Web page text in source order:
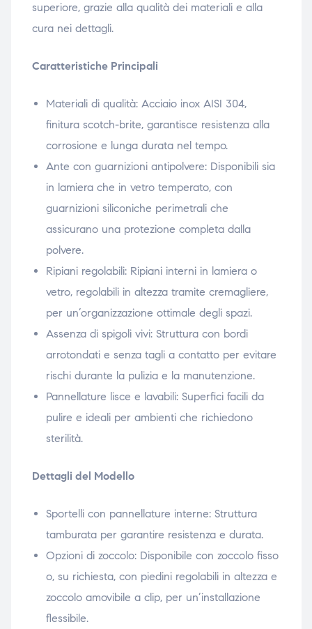
superiore, grazie alla qualità dei materiali e alla
cura nei dettagli.
Caratteristiche Principali
Materiali di qualità: Acciaio inox AISI 304,
finitura scotch-brite, garantisce resistenza alla
corrosione e lunga durata nel tempo.
Ante con guarnizioni antipolvere: Disponibili sia
in lamiera che in vetro temperato, con
guarnizioni siliconiche perimetrali che
assicurano una protezione completa dalla
polvere.
Ripiani regolabili: Ripiani interni in lamiera o
vetro, regolabili in altezza tramite cremagliere,
per un’organizzazione ottimale degli spazi.
Assenza di spigoli vivi: Struttura con bordi
arrotondati e senza tagli a contatto per evitare
rischi durante la pulizia e la manutenzione.
Pannellature lisce e lavabili: Superfici facili da
pulire e ideali per ambienti che richiedono
sterilità.
Dettagli del Modello
Sportelli con pannellature interne: Struttura
tamburata per garantire resistenza e durata.
Opzioni di zoccolo: Disponibile con zoccolo fisso
o, su richiesta, con piedini regolabili in altezza e
zoccolo amovibile a clip, per un’installazione
flessibile.